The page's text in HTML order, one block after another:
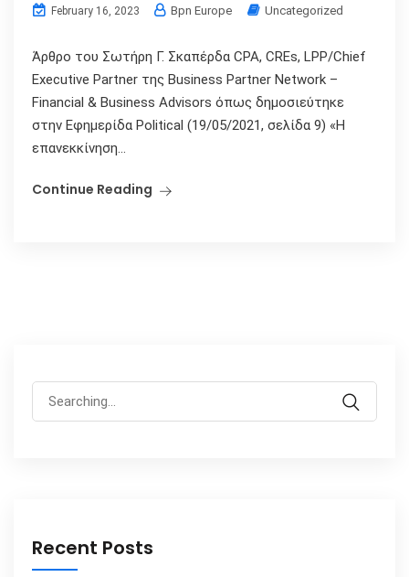
February 16, 2023 Bpn Europe Uncategorized
Άρθρο του Σωτήρη Γ. Σκαπέρδα CPA, CREs, LPP/Chief
Executive Partner της Business Partner Network –
Financial & Business Advisors όπως δημοσιεύτηκε
στην Εφημερίδα Political (19/05/2021, σελίδα 9) «Η
επανεκκίνηση...
Continue Reading
Recent Posts